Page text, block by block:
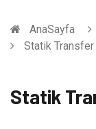
AnaSayfa
Statik
Statik